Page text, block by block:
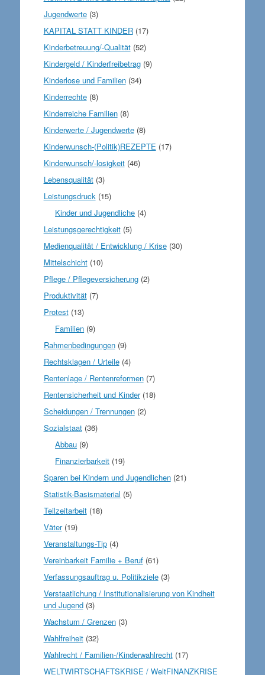
Jugendwerte(3)
KAPITAL STATT KINDER(17)
Kinderbetreuung/-Qualität(52)
Kindergeld / Kinderfreibetrag(9)
Kinderlose und Familien(34)
Kinderrechte(8)
Kinderreiche Familien(8)
Kinderwerte / Jugendwerte(8)
Kinderwunsch-(Politik)REZEPTE (17)
Kinderwunsch/-losigkeit(46)
Lebensqualität(3)
Leistungsdruck(15)
Kinder und Jugendliche (4)
Leistungsgerechtigkeit(5)
Medienqualität / Entwicklung / Krise(30)
Mittelschicht(10)
Pflege / Pflegeversicherung(2)
Produktivität(7)
Protest(13)
Familien (9)
Rahmenbedingungen(9)
Rechtsklagen / Urteile(4)
Rentenlage / Rentenreformen(7)
Rentensicherheit und Kinder(18)
Scheidungen / Trennungen(2)
Sozialstaat(36)
Abbau (9)
Finanzierbarkeit (19)
Sparen bei Kindern und Jugendlichen(21)
Statistik-Basismaterial (5)
Teilzeitarbeit(18)
Väter(19)
Veranstaltungs-Tip(4)
Vereinbarkeit Familie + Beruf(61)
Verfassungsauftrag u. Politikziele(3)
Verstaatlichung / Institutionalisierung von Kindheit
und Jugend(3)
Wachstum / Grenzen(3)
Wahlfreiheit(32)
Wahlrecht / Familien-/Kinderwahlrecht(17)
WELTWIRTSCHAFTSKRISE / WeltFINANZKRISE